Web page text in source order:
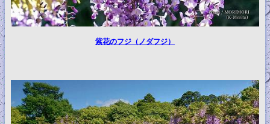
紫花のフジ（ノダフジ）